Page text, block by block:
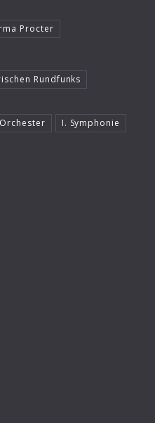
Procter
Rundfunks
I. Symphonie